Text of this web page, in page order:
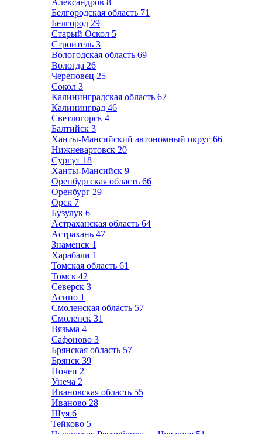
Александров 8
Белгородская область 71
Белгород 29
Старый Оскол 5
Строитель 3
Вологодская область 69
Вологда 26
Череповец 25
Сокол 3
Калининградская область 67
Калининград 46
Светлогорск 4
Балтийск 3
Ханты-Мансийский автономный округ 66
Нижневартовск 20
Сургут 18
Ханты-Мансийск 9
Оренбургская область 66
Оренбург 29
Орск 7
Бузулук 6
Астраханская область 64
Астрахань 47
Знаменск 1
Харабали 1
Томская область 61
Томск 42
Северск 3
Асино 1
Смоленская область 57
Смоленск 31
Вязьма 4
Сафоново 3
Брянская область 57
Брянск 39
Почеп 2
Унеча 2
Ивановская область 55
Иваново 28
Шуя 6
Тейково 5